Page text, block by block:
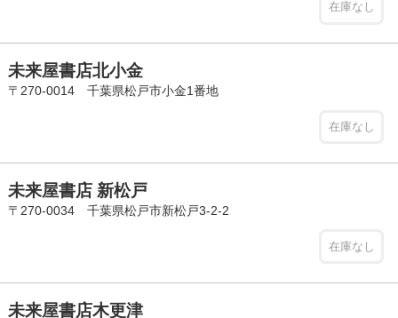
在庫なし
未来屋書店北小金
〒270-0014 千葉県松戸市小金1番地
在庫なし
未来屋書店 新松戸
〒270-0034 千葉県松戸市新松戸3-2-2
在庫なし
未来屋書店木更津